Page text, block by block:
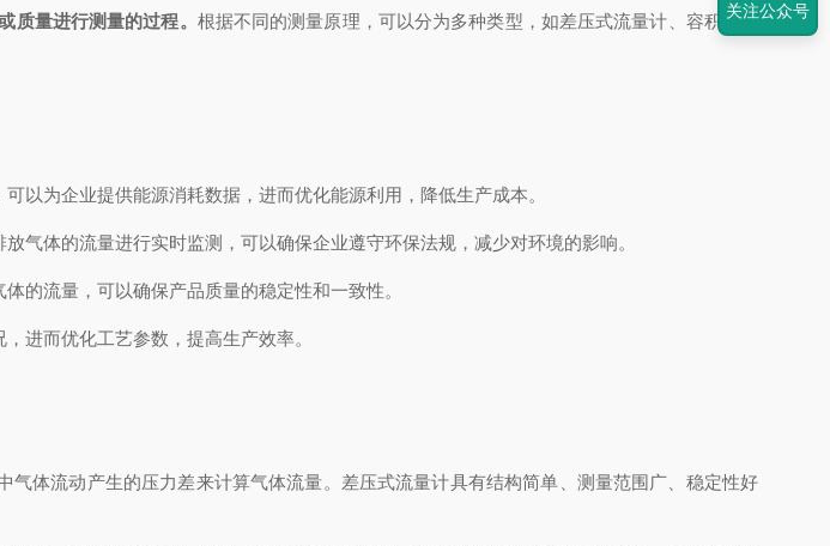
质量进行测量的过程。 根据不同的测量原理，可以分为多种类型，如差压式流量计、容积式流
为企业提供能源消耗数据，进而优化能源利用，降低生产成本。
体的流量进行实时监测，可以确保企业遵守环保法规，减少对环境的影响。
流量，可以确保产品质量的稳定性和一致性。
进而优化工艺参数，提高生产效率。
流动产生的压力差来计算气体流量。差压式流量计具有结构简单、测量范围广、稳定性好
关注公众号